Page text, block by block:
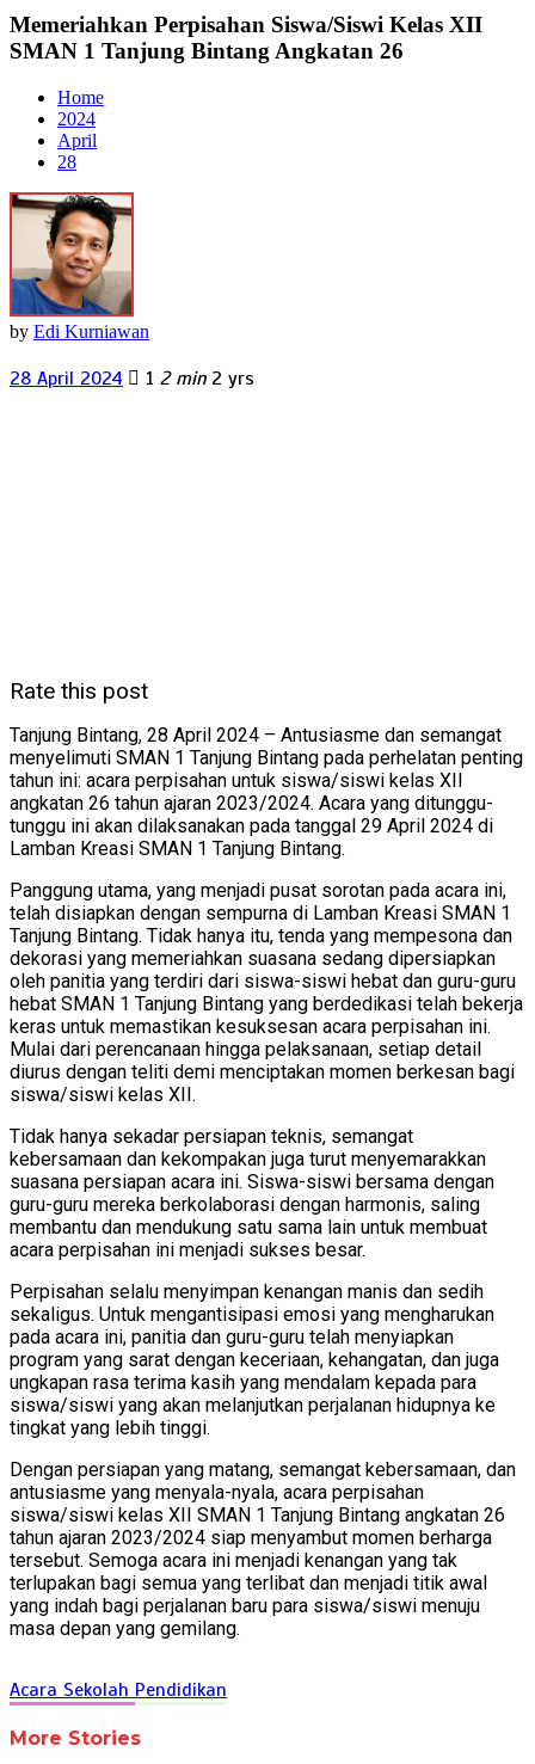
Memeriahkan Perpisahan Siswa/Siswi Kelas XII
SMAN 1 Tanjung Bintang Angkatan 26
Home
2024
April
28
by Edi Kurniawan
28 April 2024 1 2 min 2 yrs
Rate this post
Tanjung Bintang, 28 April 2024 – Antusiasme dan semangat
menyelimuti SMAN 1 Tanjung Bintang pada perhelatan penting
tahun ini: acara perpisahan untuk siswa/siswi kelas XII
angkatan 26 tahun ajaran 2023/2024. Acara yang ditunggu-
tunggu ini akan dilaksanakan pada tanggal 29 April 2024 di
Lamban Kreasi SMAN 1 Tanjung Bintang.
Panggung utama, yang menjadi pusat sorotan pada acara ini,
telah disiapkan dengan sempurna di Lamban Kreasi SMAN 1
Tanjung Bintang. Tidak hanya itu, tenda yang mempesona dan
dekorasi yang memeriahkan suasana sedang dipersiapkan
oleh panitia yang terdiri dari siswa-siswi hebat dan guru-guru
hebat SMAN 1 Tanjung Bintang yang berdedikasi telah bekerja
keras untuk memastikan kesuksesan acara perpisahan ini.
Mulai dari perencanaan hingga pelaksanaan, setiap detail
diurus dengan teliti demi menciptakan momen berkesan bagi
siswa/siswi kelas XII.
Tidak hanya sekadar persiapan teknis, semangat
kebersamaan dan kekompakan juga turut menyemarakkan
suasana persiapan acara ini. Siswa-siswi bersama dengan
guru-guru mereka berkolaborasi dengan harmonis, saling
membantu dan mendukung satu sama lain untuk membuat
acara perpisahan ini menjadi sukses besar.
Perpisahan selalu menyimpan kenangan manis dan sedih
sekaligus. Untuk mengantisipasi emosi yang mengharukan
pada acara ini, panitia dan guru-guru telah menyiapkan
program yang sarat dengan keceriaan, kehangatan, dan juga
ungkapan rasa terima kasih yang mendalam kepada para
siswa/siswi yang akan melanjutkan perjalanan hidupnya ke
tingkat yang lebih tinggi.
Dengan persiapan yang matang, semangat kebersamaan, dan
antusiasme yang menyala-nyala, acara perpisahan
siswa/siswi kelas XII SMAN 1 Tanjung Bintang angkatan 26
tahun ajaran 2023/2024 siap menyambut momen berharga
tersebut. Semoga acara ini menjadi kenangan yang tak
terlupakan bagi semua yang terlibat dan menjadi titik awal
yang indah bagi perjalanan baru para siswa/siswi menuju
masa depan yang gemilang.
Acara Sekolah Pendidikan
More Stories